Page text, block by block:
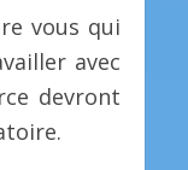
vous qui
avec
devront